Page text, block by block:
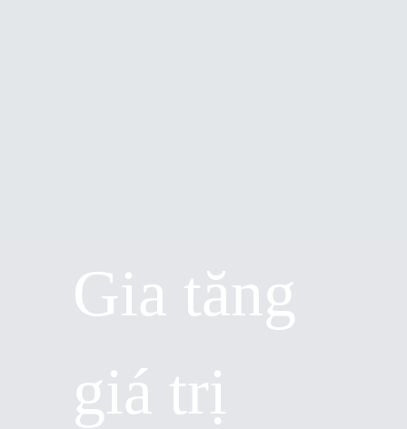
Gia tăng
giá trị